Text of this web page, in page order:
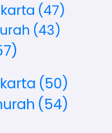
(47)
(43)
(50)
(54)